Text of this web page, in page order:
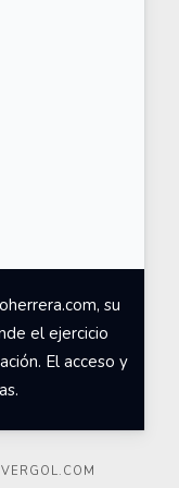
su
el ejercicio
El acceso y